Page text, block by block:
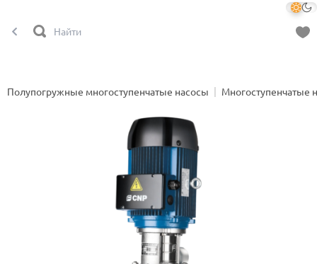
Полупогружные многоступенчатые насосы Многоступенчатые